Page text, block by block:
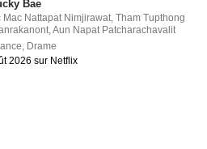
Bae
Mac Nattapat Nimjirawat ,Tham Tupthong
,Aun Napat Patcharachavalit
Drame
2026 sur Netflix